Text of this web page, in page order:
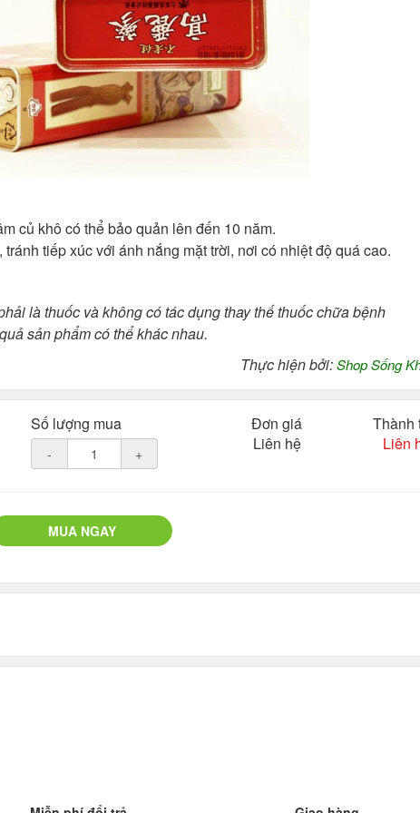
củ khô có thể bảo quản lên đến 10 năm.
tiếp xúc với ánh nắng mặt trời, nơi có nhiệt độ quá cao.
là thuốc và không có tác dụng thay thế thuốc chữa bệnh
sản phẩm có thể khác nhau.
Thực hiện bởi:Shop Sống
Số lượng mua
- +
Đơn giá
Liên hệ
Thành
Liên
MUA NGAY